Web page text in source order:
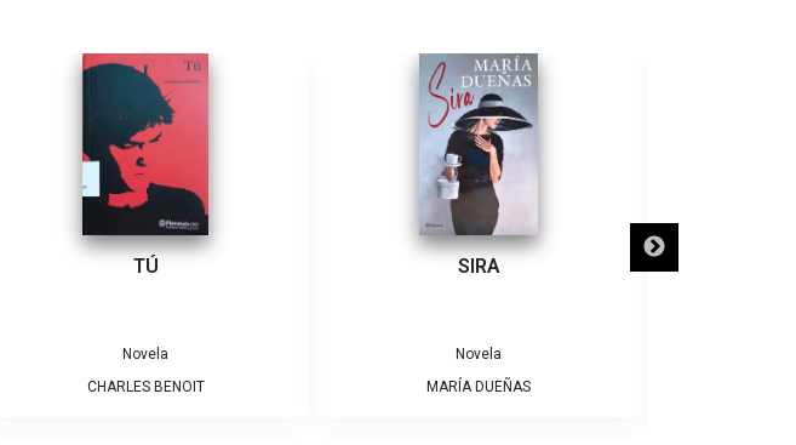
TÚ
Novela
CHARLES BENOIT
SIRA
Novela
MARÍA DUEÑAS